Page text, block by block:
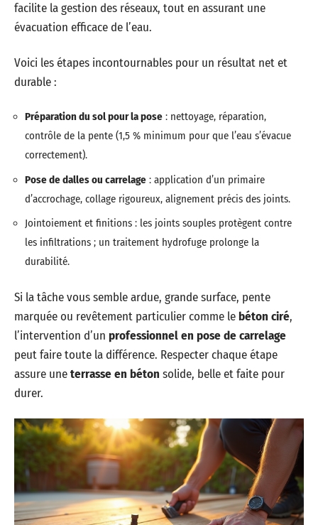
facilite la gestion des réseaux, tout en assurant une
évacuation efficace de l’eau.
Voici les étapes incontournables pour un résultat net et
durable :
Préparation du sol pour la pose : nettoyage, réparation,
contrôle de la pente (1,5 % minimum pour que l’eau s’évacue
correctement).
Pose de dalles ou carrelage : application d’un primaire
d’accrochage, collage rigoureux, alignement précis des joints.
Jointoiement et finitions : les joints souples protègent contre
les infiltrations ; un traitement hydrofuge prolonge la
durabilité.
Si la tâche vous semble ardue, grande surface, pente
marquée ou revêtement particulier comme lebéton ciré,
l’intervention d’un professionnel en pose de carrelage
peut faire toute la différence. Respecter chaque étape
assure uneterrasse en béton solide, belle et faite pour
durer.